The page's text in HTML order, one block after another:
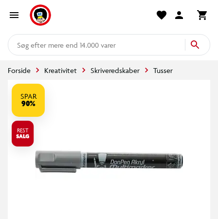
mere end 14.000 varer
Forside Kreativitet Skriveredskaber Tusser
SPAR
90%
REST
SALG